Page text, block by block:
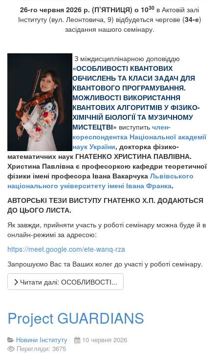
26-го червня 2026 р. (П’ЯТНИЦЯ) о 1030 в Актовій залі
Інституту (вул. Леонтовича, 9) відбудеться чергове (34-е)
засідання нашого семінару.
З міждисциплінарною доповіддю
«ОСОБЛИВОСТІ КВАНТОВИХ
ОБЧИСЛЕНЬ ТА КЛАСИ ЗАДАЧ ДЛЯ
КВАНТОВОГО ПРОГРАМУВАННЯ.
МОЖЛИВОСТІ ВИКОРИСТАННЯ
КВАНТОВИХ АЛГОРИТМІВ У ФІЗИКО-
ХІМІЧНІЙ БІОЛОГІЇ ТА МУЗИЧНОМУ
МИСТЕЦТВІ» виступить член-
кореспондентка Національної академії
наук України, докторка фізико-
математичних наук ГНАТЕНКО ХРИСТИНА ПАВЛІВНА.
Христина Павлівна є професоркою кафедри теоретичної
фізики імені професора Івана Вакарчука Львівського
національного університету імені Івана Франка.
АВТОРСЬКІ ТЕЗИ ВИСТУПУ ГНАТЕНКО Х.П. ДОДАЮТЬСЯ
ДО ЦЬОГО ЛИСТА.
Як завжди, прийняти участь у роботі семінару можна буде й в
онлайн-режимі за адресою:
https://meet.google.com/ete-wanq-rza
Запрошуємо Вас та Ваших колег до участі у роботі семінару.
Читати далі: ОСОБЛИВОСТІ...
Project GUARDIANS
Новини Інституту
10 червня 2026
Перегляди: 3675